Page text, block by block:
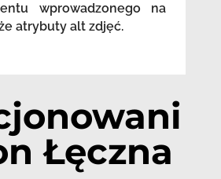
wprowadzonego na
atrybuty alt zdjęć.
Łęczna